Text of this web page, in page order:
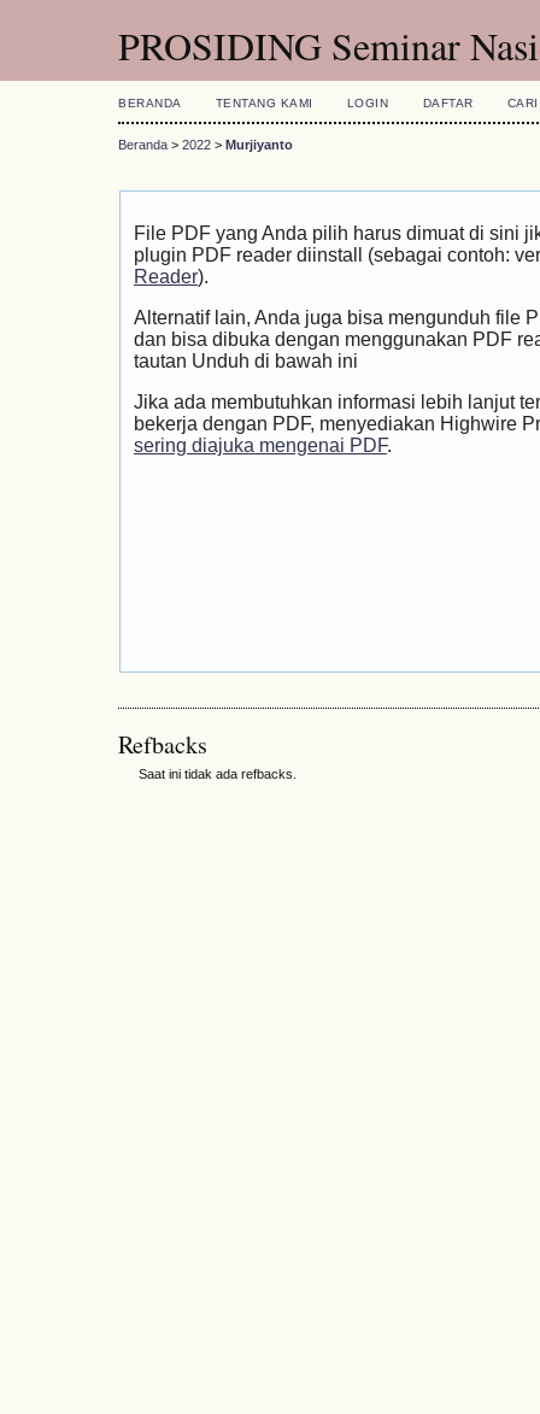
PROSIDING Seminar
BERANDA TENTANG KAMI LOGIN DAFTAR CARI
Beranda > 2022 > Murjiyanto
File PDF yang Anda pilih harus dimuat di sini
plugin PDF reader diinstall (sebagai contoh:
Reader).
Alternatif lain, Anda juga bisa mengunduh file
dan bisa dibuka dengan menggunakan PDF
tautan Unduh di bawah ini
Jika ada membutuhkan informasi lebih lanjut
bekerja dengan PDF, menyediakan Highwire
sering diajuka mengenai PDF.
Refbacks
Saat ini tidak ada refbacks.